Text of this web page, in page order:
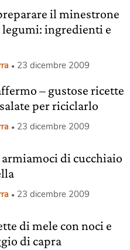
il minestrone
legumi: ingredienti e
23 dicembre 2009
– gustose ricette
per riciclarlo
23 dicembre 2009
armiamoci di cucchiaio
23 dicembre 2009
di mele con noci e
di capra